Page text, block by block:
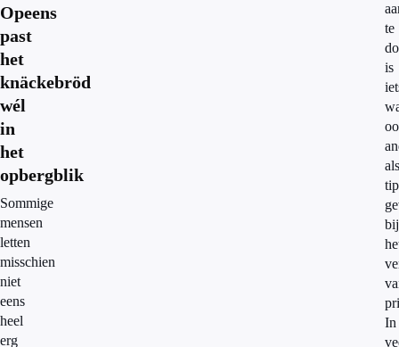
Opeens
past
het
knäckebröd
wél
in
het
opbergblik
Sommige
mensen
letten
misschien
niet
eens
heel
erg
te
is
als
tip
bij
In